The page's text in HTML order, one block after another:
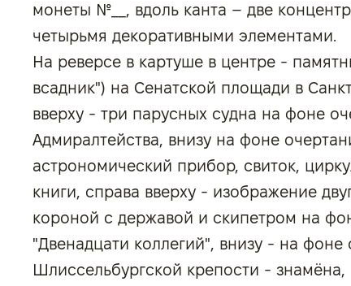
монеты №__, вдоль канта – две
четырьмя декоративными элементами.
На реверсе в картуше в центре -
всадник") на Сенатской площади в
вверху - три парусных судна на фоне
Адмиралтейства, внизу на фоне
астрономический прибор, свиток,
книги, справа вверху - изображение
короной с державой и скипетром на
"Двенадцати коллегий", внизу - на фоне
Шлиссельбургской крепости -